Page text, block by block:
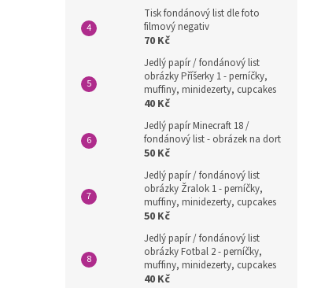
Tisk fondánový list dle foto
filmový negativ
70 Kč
Jedlý papír / fondánový list
obrázky Příšerky 1 - perníčky,
muffiny, minidezerty, cupcakes
40 Kč
Jedlý papír Minecraft 18 /
fondánový list - obrázek na dort
50 Kč
Jedlý papír / fondánový list
obrázky Žralok 1 - perníčky,
muffiny, minidezerty, cupcakes
50 Kč
Jedlý papír / fondánový list
obrázky Fotbal 2 - perníčky,
muffiny, minidezerty, cupcakes
40 Kč